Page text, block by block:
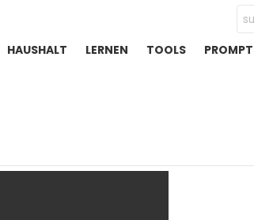
HAUSHALT LERNEN TOOLS